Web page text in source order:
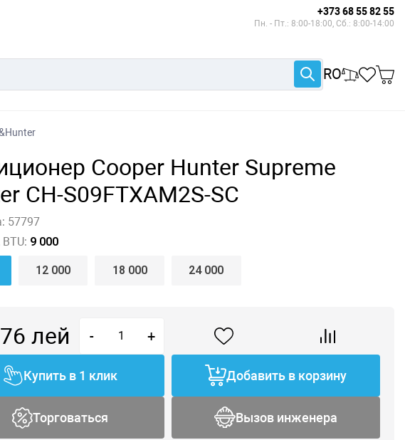
+373 68 55 82 55
Пн. - Пт.: 8:00-18:00, Сб.: 8:00-14:00
RO
Сooper Hunter Supreme
CH-S09FTXAM2S-SC
57797
9 000
12 000 18 000 24 000
лей - +
Купить в 1 клик Добавить в корзину
Торговаться Вызов инженера